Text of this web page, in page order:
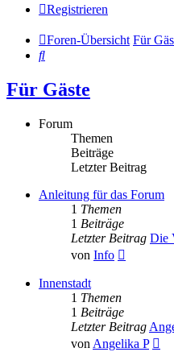
Registrieren
Foren-Übersicht Für
Suche
Für Gäste
Forum
Themen
Beiträge
Letzter Beitrag
Anleitung für das Forum
1 Themen
1 Beiträge
Letzter Beitrag Die
von Info
Innenstadt
1 Themen
1 Beiträge
Letzter Beitrag
von Angelika P